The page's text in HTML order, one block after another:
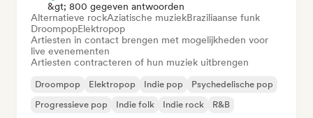
&gt; 800 gegeven antwoorden
Alternatieve rockAziatische muziekBraziliaanse funk
DroompopElektropop
Artiesten in contact brengen met mogelijkheden voor
live evenementen
Artiesten contracteren of hun muziek uitbrengen
Droompop Elektropop Indie pop
Psychedelische pop
Progressieve pop
Indie folk Indie rock R&B